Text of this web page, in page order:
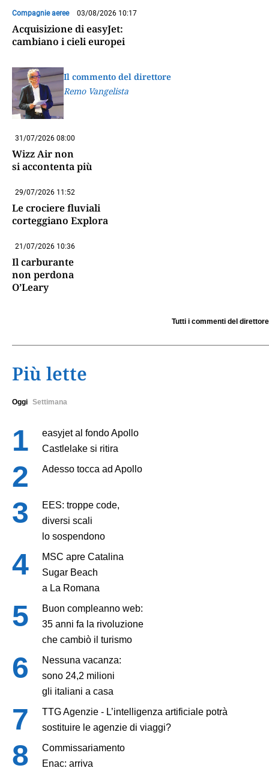
Compagnie aeree 03/08/2026 10:17
Acquisizione di easyJet:
cambiano i cieli europei
Il commento del direttore
Remo Vangelista
31/07/2026 08:00
Wizz Air non
si accontenta più
29/07/2026 11:52
Le crociere fluviali
corteggiano Explora
21/07/2026 10:36
Il carburante
non perdona
O’Leary
Tutti i commenti del direttore
Più lette
Oggi Settimana
easyjet al fondo Apollo
Castlelake si ritira
Adesso tocca ad Apollo
EES: troppe code,
diversi scali
lo sospendono
MSC apre Catalina
Sugar Beach
a La Romana
Buon compleanno web:
35 anni fa la rivoluzione
che cambiò il turismo
Nessuna vacanza:
sono 24,2 milioni
gli italiani a casa
TTG Agenzie - L’intelligenza artificiale potrà
sostituire le agenzie di viaggi?
Commissariamento
Enac: arriva